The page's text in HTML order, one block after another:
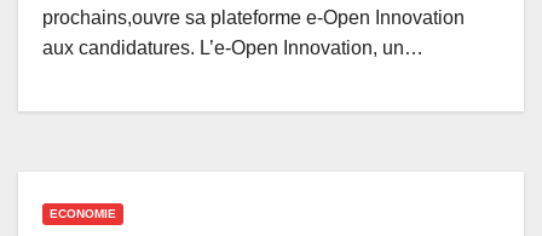
prochains,ouvre sa plateforme e-Open Innovation
aux candidatures. L’e-Open Innovation, un…
ECONOMIE